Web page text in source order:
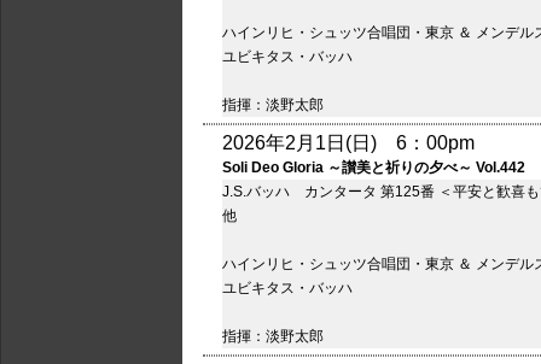
ハインリヒ・シュッツ合唱団・東京 ＆ メンデル
ユビキタス・バッハ
指揮：淡野太郎
2026年2月1日(日) 6：00pm
Soli Deo Gloria ～讃美と祈りの夕べ～ Vol.442
J.S.バッハ カンタータ 第125番 ＜平安と歓喜
他
ハインリヒ・シュッツ合唱団・東京 ＆ メンデル
ユビキタス・バッハ
指揮：淡野太郎